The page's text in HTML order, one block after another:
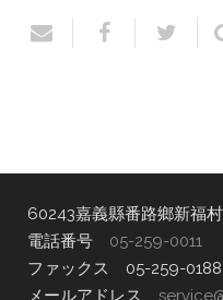
60243嘉義縣番路鄉新福
電話番号 05-259-0011
ファックス 05-259-0188
メールアドレス